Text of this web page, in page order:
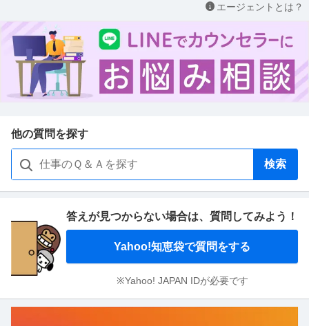
エージェントとは？
他の質問を探す
検索
答えが見つからない場合は、 質問してみよう！
Yahoo!知恵袋で質問をする
※Yahoo! JAPAN IDが必要です